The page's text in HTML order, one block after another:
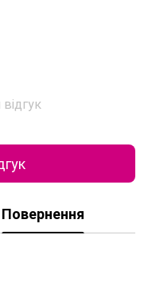
Повернення